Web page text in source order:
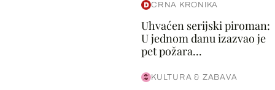
CRNA KRONIKA
Uhvaćen serijski piroman:
U jednom danu izazvao je
pet požara...
KULTURA & ZABAVA